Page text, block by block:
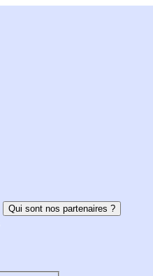
Qui sont nos partenaires ?